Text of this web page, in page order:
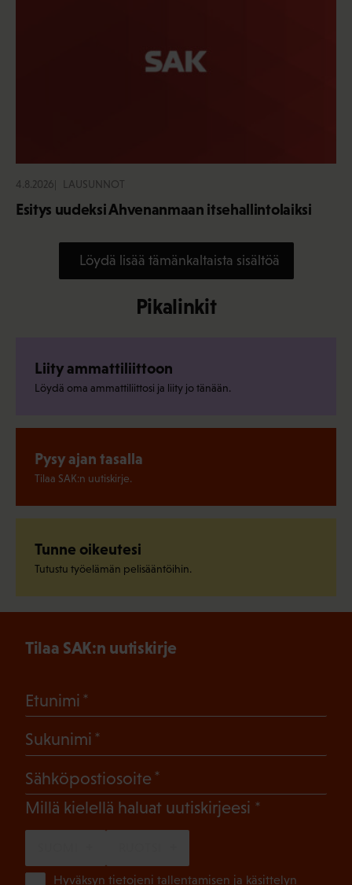
4.8.2026 LAUSUNNOT
Esitys uudeksi Ahvenanmaan itsehallintolaiksi
Löydä lisää tämänkaltaista sisältöä
Pikalinkit
Liity ammattiliittoon
Löydä oma ammattiliittosi ja liity jo tänään.
Pysy ajan tasalla
Tilaa SAK:n uutiskirje.
Tunne oikeutesi
Tutustu työelämän pelisääntöihin.
Tilaa SAK:n uutiskirje
Etunimi
Sukunimi
Sähköpostiosoite
Millä kielellä haluat uutiskirjeesi (Pakollinen)
Hyväksyn tietojeni tallentamisen ja käsittelyn